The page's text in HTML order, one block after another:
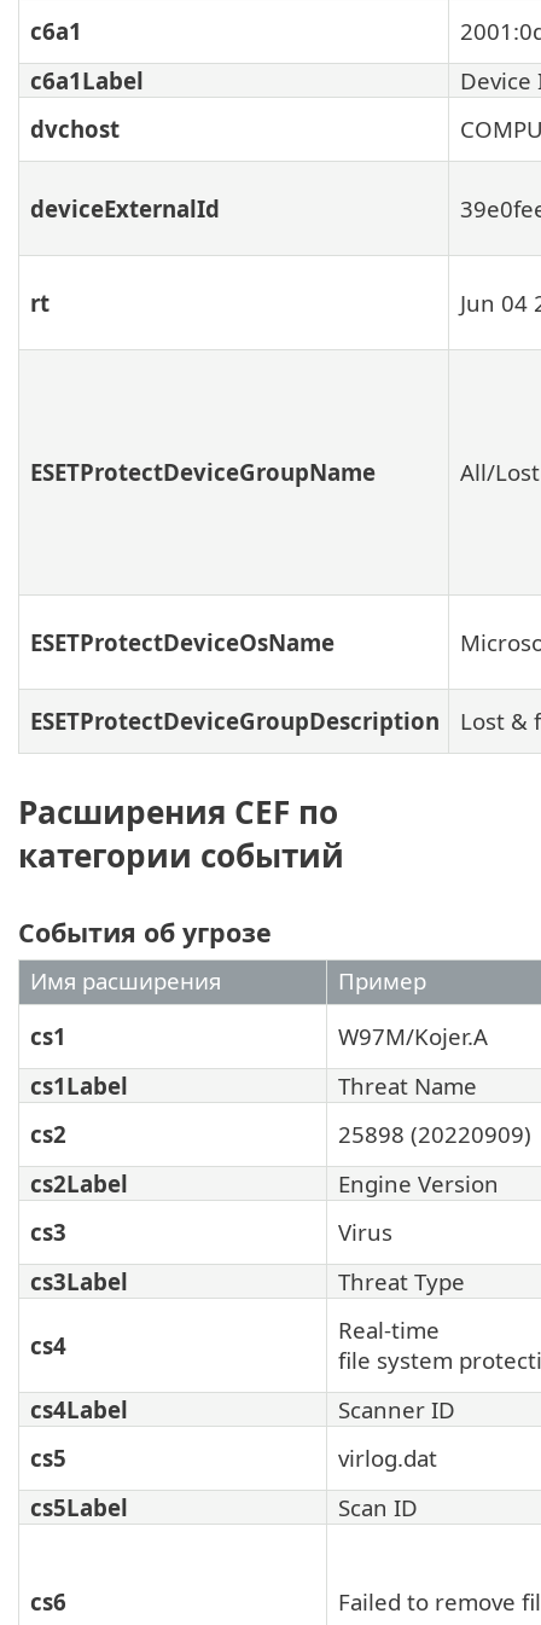
c6a1
c6a1Label
Device
dvchost
deviceExternalId
rt Jun 04
ESETProtectDeviceGroupName All/
ESETProtectDeviceOsName
ESETProtectDeviceGroupDescription Lost &
Расширения CEF по
категории событий
События об угрозе
Имя расширения
Пример
cs1
W97M/Kojer.A
cs1Label
Threat Name
cs2
25898 (20220909)
cs2Label
Engine Version
cs3
Virus
cs3Label
Threat Type
cs4
Real-time
file system
cs4Label
Scanner ID
cs5
virlog.dat
cs5Label
Scan ID
cs6 Failed to remove